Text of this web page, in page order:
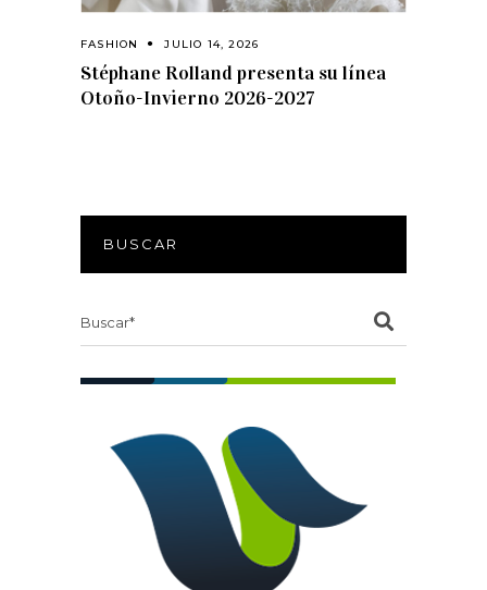
FASHION JULIO 14, 2026
Stéphane Rolland presenta su línea
Otoño-Invierno 2026-2027
BUSCAR